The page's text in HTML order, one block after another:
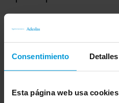
Consentimiento Detalles
Esta página web usa cookies
para empresas